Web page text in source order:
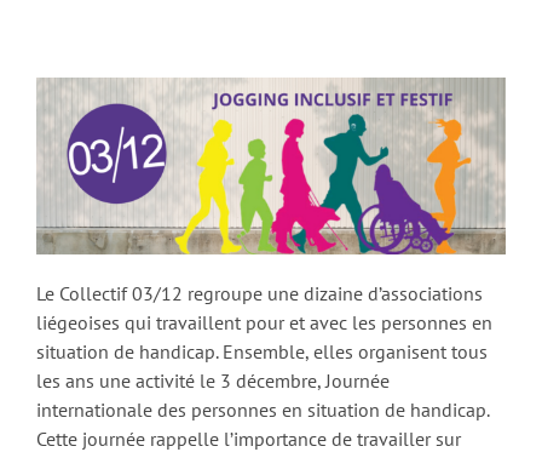
Le Collectif 03/12 regroupe une dizaine d’associations
liégeoises qui travaillent pour et avec les personnes en
situation de handicap. Ensemble, elles organisent tous
les ans une activité le 3 décembre, Journée
internationale des personnes en situation de handicap.
Cette journée rappelle l’importance de travailler sur